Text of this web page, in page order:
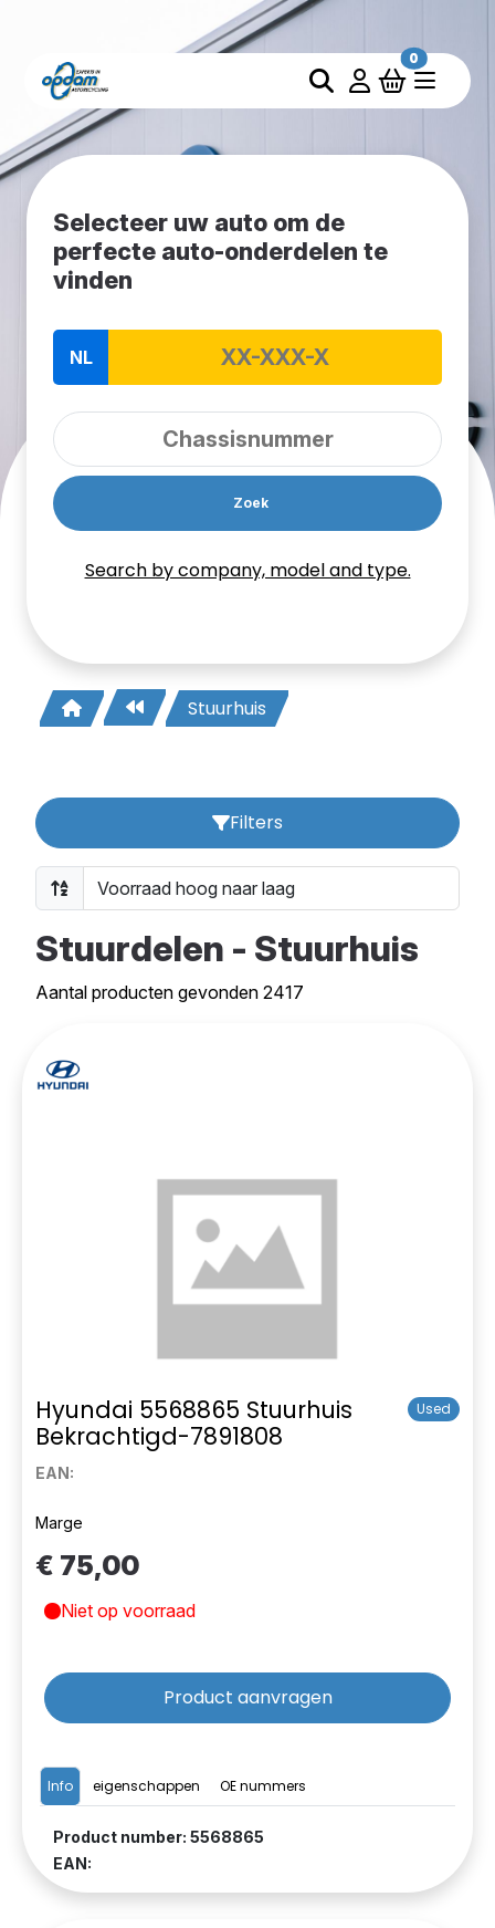
0
Selecteer uw auto om de
perfecte auto-onderdelen te
vinden
NL
Zoek
Search by company, model and type.
Stuurhuis
Filters
Stuurdelen - Stuurhuis
Aantal producten gevonden 2417
Hyundai 5568865 Stuurhuis
Bekrachtigd-7891808
Used
EAN:
Info eigenschappen OE nummers
Product number: 5568865
EAN:
Marge
€ 75,00
Niet op voorraad
Product aanvragen